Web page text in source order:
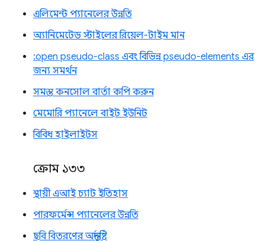
এলিমেন্ট প্যানেলের উন্নতি
অ্যানিমেটেড স্টাইলের রিয়েল-টাইম মান
:open pseudo-class এবং বিভিন্ন pseudo-elements এর
জন্য সমর্থন
সমস্ত কনসোল বার্তা কপি করুন
মেমোরি প্যানেলে বাইট ইউনিট
বিবিধ হাইলাইটস
ক্রোম ১৩৩
স্থায়ী এআই চ্যাট ইতিহাস
পারফর্মেন্স প্যানেলের উন্নতি
ছবি বিতরণের অন্তর্দৃষ্টি